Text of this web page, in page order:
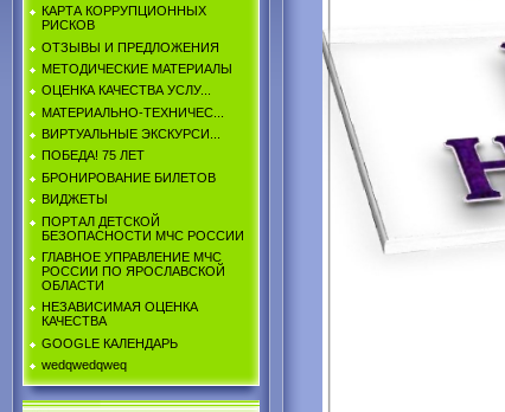
КАРТА КОРРУПЦИОННЫХ
РИСКОВ
ОТЗЫВЫ И ПРЕДЛОЖЕНИЯ
МЕТОДИЧЕСКИЕ МАТЕРИАЛЫ
ОЦЕНКА КАЧЕСТВА УСЛУ...
МАТЕРИАЛЬНО-ТЕХНИЧЕС...
ВИРТУАЛЬНЫЕ ЭКСКУРСИ...
ПОБЕДА! 75 ЛЕТ
БРОНИРОВАНИЕ БИЛЕТОВ
ВИДЖЕТЫ
ПОРТАЛ ДЕТСКОЙ
БЕЗОПАСНОСТИ МЧС РОССИИ
ГЛАВНОЕ УПРАВЛЕНИЕ МЧС
РОССИИ ПО ЯРОСЛАВСКОЙ
ОБЛАСТИ
НЕЗАВИСИМАЯ ОЦЕНКА
КАЧЕСТВА
GOOGLE КАЛЕНДАРЬ
wedqwedqweq